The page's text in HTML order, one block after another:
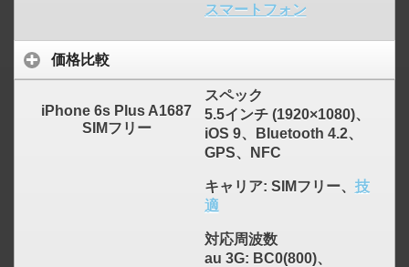
スマートフォン
価格比較
iPhone 6s Plus A1687
SIMフリー
スペック
5.5インチ (1920×1080)、
iOS 9、Bluetooth 4.2、
GPS、NFC
キャリア: SIMフリー、 技
適
対応周波数
au 3G: BC0(800)、
click to expand contents